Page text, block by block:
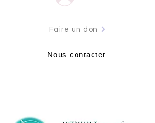
Faire un don
Nous contacter